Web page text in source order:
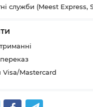
служби (Meest Express,
Mastercard